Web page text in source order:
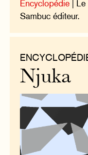
Encyclopédie |
Sambuc éditeur.
Njuka